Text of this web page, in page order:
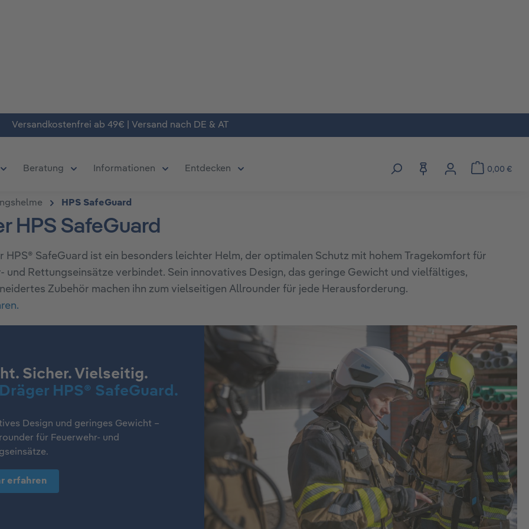
Versandkostenfrei ab 49€ | Versand nach DE & AT
das Dropdown der Kategorie Produkte
Öffne oder Schließe das Dropdown der Kategorie Deals
Beratung Informationen
Öffne oder Schließe das Dropdown der Kategorie Informationen
Entdecken
Öffne oder Schließe das Dropdown der Kategorie Entdecken
0,00 €
HPS SafeGuard
HPS SafeGuard
HPS® SafeGuard ist ein besonders leichter Helm, der optimalen Schutz mit hohem Tragekomfort für
und Rettungseinsätze verbindet. Sein innovatives Design, das geringe Gewicht und vielfältiges,
Zubehör machen ihn zum vielseitigen Allrounder für jede Herausforderung.
Sicher. Vielseitig.
HPS® SafeGuard.
Design und geringes Gewicht –
für Feuerwehr- und
erfahren